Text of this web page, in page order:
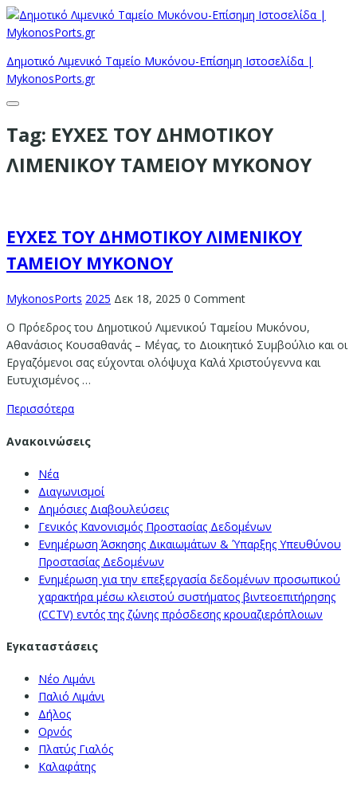
Δημοτικό Λιμενικό Ταμείο Μυκόνου-Επίσημη Ιστοσελίδα |
MykonosPorts.gr
Tag: ΕΥΧΕΣ ΤΟΥ ΔΗΜΟΤΙΚΟΥ
ΛΙΜΕΝΙΚΟΥ ΤΑΜΕΙΟΥ ΜΥΚΟΝΟΥ
ΕΥΧΕΣ ΤΟΥ ΔΗΜΟΤΙΚΟΥ ΛΙΜΕΝΙΚΟΥ
ΤΑΜΕΙΟΥ ΜΥΚΟΝΟΥ
MykonosPorts 2025 Δεκ 18, 2025 0 Comment
Ο Πρόεδρος του Δημοτικού Λιμενικού Ταμείου Μυκόνου,
Αθανάσιος Κουσαθανάς – Μέγας, το Διοικητικό Συμβούλιο και οι
Εργαζόμενοι σας εύχονται ολόψυχα Καλά Χριστούγεννα και
Ευτυχισμένος …
Περισσότερα
Ανακοινώσεις
Νέα
Διαγωνισμοί
Δημόσιες Διαβουλεύσεις
Γενικός Κανονισμός Προστασίας Δεδομένων
Ενημέρωση Άσκησης Δικαιωμάτων & Ύπαρξης Υπευθύνου
Προστασίας Δεδομένων
Ενημέρωση για την επεξεργασία δεδομένων προσωπικού
χαρακτήρα μέσω κλειστού συστήματος βιντεοεπιτήρησης
(CCTV) εντός της ζώνης πρόσδεσης κρουαζιερόπλοιων
Εγκαταστάσεις
Νέο Λιμάνι
Παλιό Λιμάνι
Δήλος
Ορνός
Πλατύς Γιαλός
Καλαφάτης